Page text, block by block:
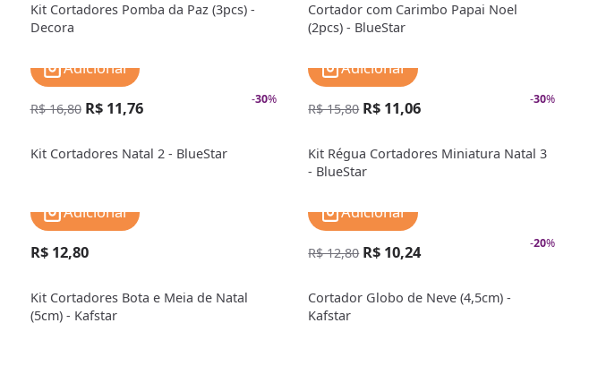
Kit Cortadores Pomba da Paz (3pcs) -
Decora
Cortador com Carimbo Papai Noel
(2pcs) - BlueStar
-30%
R$ 16,80 R$ 11,76
Kit Cortadores Natal 2 - BlueStar
Adicionar
-30%
R$ 15,80 R$ 11,06
Kit Régua Cortadores Miniatura Natal 3
- BlueStar
Adicionar
R$ 12,80
Kit Cortadores Bota e Meia de Natal
(5cm) - Kafstar
Adicionar
-20%
R$ 12,80 R$ 10,24
Cortador Globo de Neve (4,5cm) -
Kafstar
Adicionar